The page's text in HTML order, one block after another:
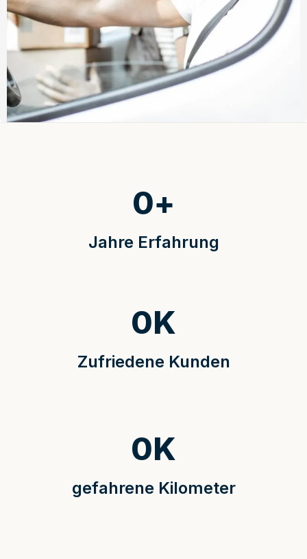
Jahre Erfahrung
0+
Zufriedene Kunden
0K
gefahrene Kilometer
0K